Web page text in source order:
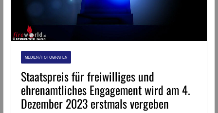
MEDIEN / FOTOGRAFEN
Staatspreis für freiwilliges und
ehrenamtliches Engagement wird am 4.
Dezember 2023 erstmals vergeben